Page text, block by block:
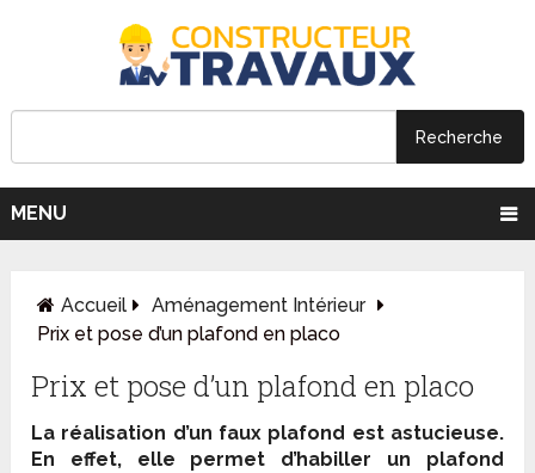
MENU
Accueil
Aménagement Intérieur
Prix et pose d’un plafond en placo
Prix et pose d’un plafond en placo
La réalisation d’un faux plafond est astucieuse.
En effet, elle permet d’habiller un plafond